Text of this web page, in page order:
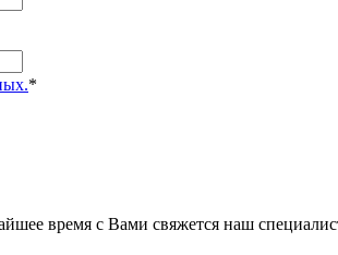
*
время с Вами свяжется наш